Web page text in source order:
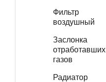
Фильтр
воздушный
Заслонка
отработавших
газов
Радиатор